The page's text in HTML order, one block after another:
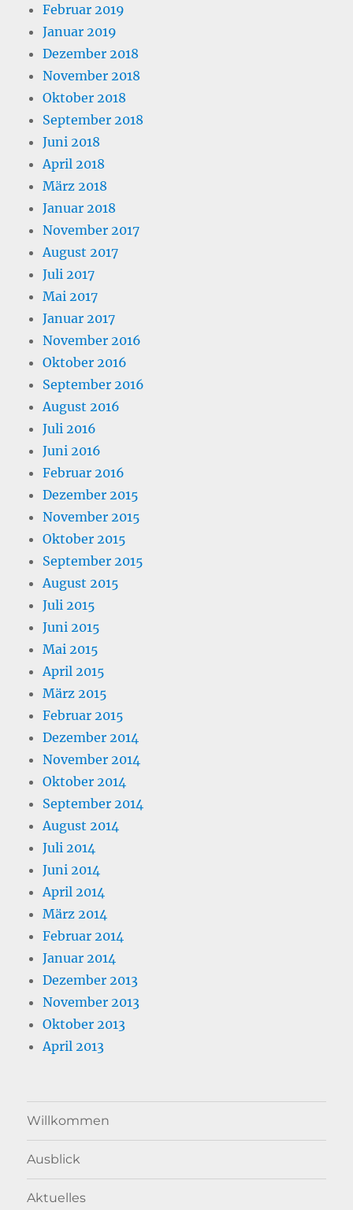
Februar 2019
Januar 2019
Dezember 2018
November 2018
Oktober 2018
September 2018
Juni 2018
April 2018
März 2018
Januar 2018
November 2017
August 2017
Juli 2017
Mai 2017
Januar 2017
November 2016
Oktober 2016
September 2016
August 2016
Juli 2016
Juni 2016
Februar 2016
Dezember 2015
November 2015
Oktober 2015
September 2015
August 2015
Juli 2015
Juni 2015
Mai 2015
April 2015
März 2015
Februar 2015
Dezember 2014
November 2014
Oktober 2014
September 2014
August 2014
Juli 2014
Juni 2014
April 2014
März 2014
Februar 2014
Januar 2014
Dezember 2013
November 2013
Oktober 2013
April 2013
Willkommen
Ausblick
Aktuelles